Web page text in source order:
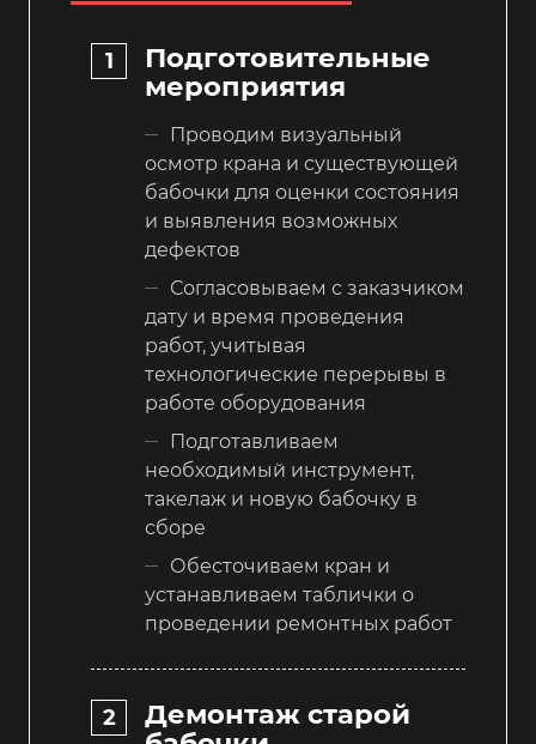
Подготовительные
мероприятия
Проводим визуальный
осмотр крана и существующей
бабочки для оценки состояния
и выявления возможных
дефектов
Согласовываем с заказчиком
дату и время проведения
работ, учитывая
технологические перерывы в
работе оборудования
Подготавливаем
необходимый инструмент,
такелаж и новую бабочку в
сборе
Обесточиваем кран и
устанавливаем таблички о
проведении ремонтных работ
Демонтаж старой